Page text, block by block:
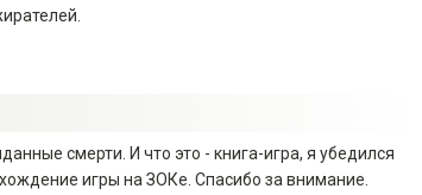
смерти. И что это - книга-игра, я убедился
игры на ЗОКе. Спасибо за внимание.